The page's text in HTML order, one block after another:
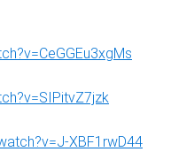
XBF1rwD44